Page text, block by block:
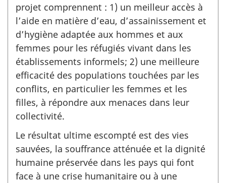
projet comprennent : 1) un meilleur accès à
l’aide en matière d’eau, d’assainissement et
d’hygiène adaptée aux hommes et aux
femmes pour les réfugiés vivant dans les
établissements informels; 2) une meilleure
efficacité des populations touchées par les
conflits, en particulier les femmes et les
filles, à répondre aux menaces dans leur
collectivité.
Le résultat ultime escompté est des vies
sauvées, la souffrance atténuée et la dignité
humaine préservée dans les pays qui font
face à une crise humanitaire ou à une